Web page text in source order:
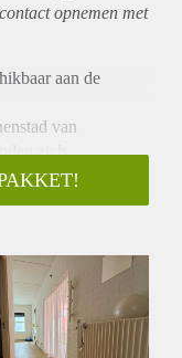
opnemen met
aan de
van
zich
vele restaurants
uitvalswegen
met open
De badkamer